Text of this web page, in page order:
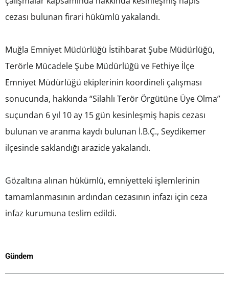
cezası bulunan firari hükümlü yakalandı.
Muğla Emniyet Müdürlüğü İstihbarat Şube Müdürlüğü,
Terörle Mücadele Şube Müdürlüğü ve Fethiye İlçe
Emniyet Müdürlüğü ekiplerinin koordineli çalışması
sonucunda, hakkında “Silahlı Terör Örgütüne Üye Olma”
suçundan 6 yıl 10 ay 15 gün kesinleşmiş hapis cezası
bulunan ve aranma kaydı bulunan İ.B.Ç., Seydikemer
ilçesinde saklandığı arazide yakalandı.
Gözaltına alınan hükümlü, emniyetteki işlemlerinin
tamamlanmasının ardından cezasının infazı için ceza
infaz kurumuna teslim edildi.
Gündem